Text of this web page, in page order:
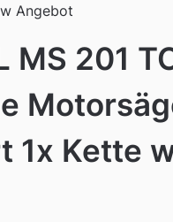
Angebot
MS 201
1x Kette